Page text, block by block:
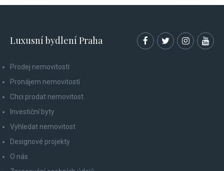
Luxusní bydlení Praha
Prodej nemovitostí
Pronájem nemovitostí
Chci prodat nemovitost
Investiční byty
Vyhledat nemovitost
Designové projekty
O nás